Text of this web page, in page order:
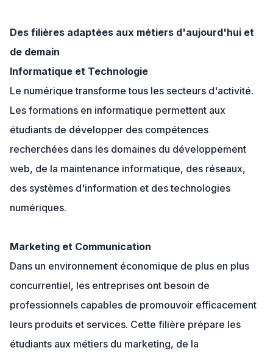
Des filières adaptées aux métiers d'aujourd'hui et
de demain
Informatique et Technologie
Le numérique transforme tous les secteurs d'activité.
Les formations en informatique permettent aux
étudiants de développer des compétences
recherchées dans les domaines du développement
web, de la maintenance informatique, des réseaux,
des systèmes d'information et des technologies
numériques.
Marketing et Communication
Dans un environnement économique de plus en plus
concurrentiel, les entreprises ont besoin de
professionnels capables de promouvoir efficacement
leurs produits et services. Cette filière prépare les
étudiants aux métiers du marketing, de la